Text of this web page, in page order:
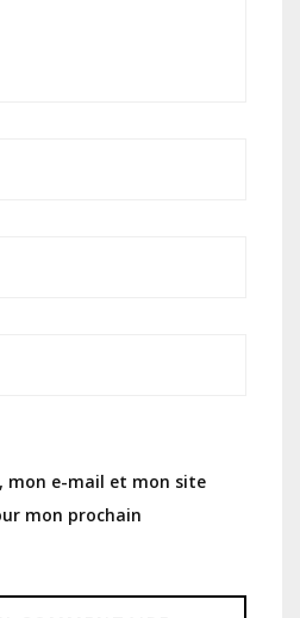
mon e-mail et mon site
mon prochain